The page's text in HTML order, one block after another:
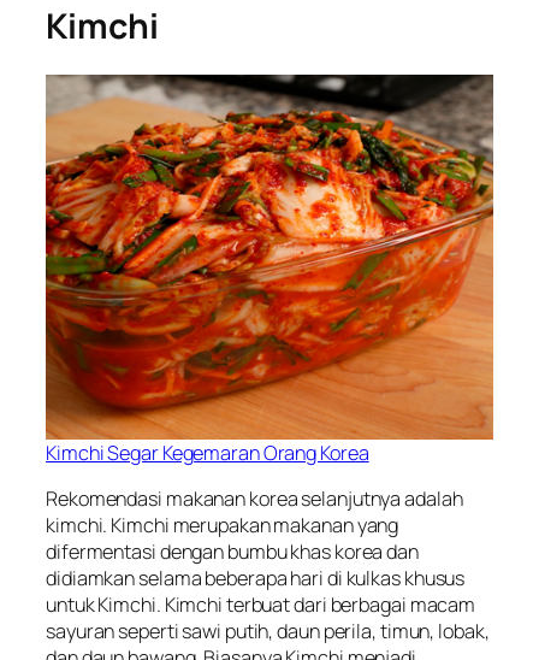
Kimchi
Kimchi Segar Kegemaran Orang Korea
Rekomendasi makanan korea selanjutnya adalah
kimchi. Kimchi merupakan makanan yang
difermentasi dengan bumbu khas korea dan
didiamkan selama beberapa hari di kulkas khusus
untuk Kimchi. Kimchi terbuat dari berbagai macam
sayuran seperti sawi putih, daun perila, timun, lobak,